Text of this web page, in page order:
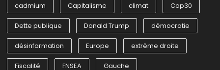
cadmium Capitalisme climat Cop30
Dette publique Donald Trump démocratie
désinformation Europe extrême droite
Fiscalité FNSEA Gauche